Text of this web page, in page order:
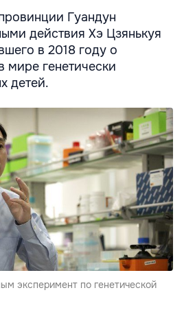
Гуандун
действия Хэ Цзянькуя
в 2018 году о
мире генетически
детей.
эксперимент по генетической